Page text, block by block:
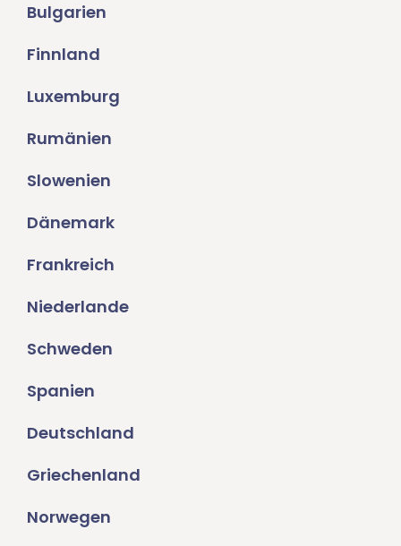
Bulgarien
Finnland
Luxemburg
Rumänien
Slowenien
Dänemark
Frankreich
Niederlande
Schweden
Spanien
Deutschland
Griechenland
Norwegen